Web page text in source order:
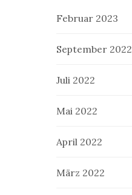
Februar 2023
September 2022
Juli 2022
Mai 2022
April 2022
März 2022